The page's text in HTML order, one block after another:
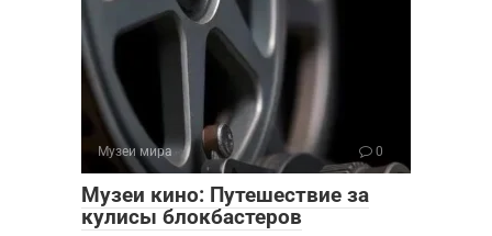
Музеи мира 0
Музеи кино: Путешествие за
кулисы блокбастеров